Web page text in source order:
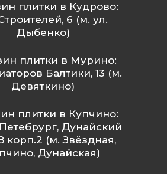
плитки в Кудрово:
6 (м. ул.
Дыбенко)
плитки в Мурино:
Балтики, 13 (м.
Девяткино)
плитки в Купчино:
Дунайский
корп.2 (м. Звёздная,
Дунайская)